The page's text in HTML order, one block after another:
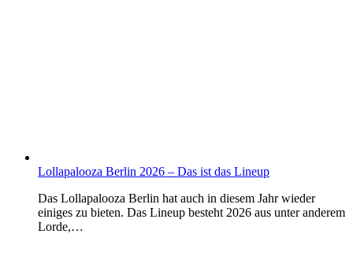
Lollapalooza Berlin 2026 – Das ist das Lineup
Das Lollapalooza Berlin hat auch in diesem Jahr wieder
einiges zu bieten. Das Lineup besteht 2026 aus unter anderem
Lorde,…